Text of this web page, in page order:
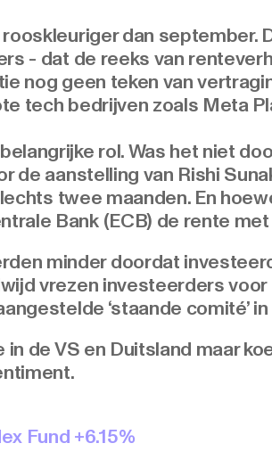
dan september.
- dat de reeks van
nog geen teken van
tech bedrijven zoals Meta
rol. Was het niet
de aanstelling van Rishi
twee maanden. En
Bank (ECB) de rente
minder doordat
vrezen investeerders
‘staande comité’
de VS en Duitsland maar
Fund +6.15%